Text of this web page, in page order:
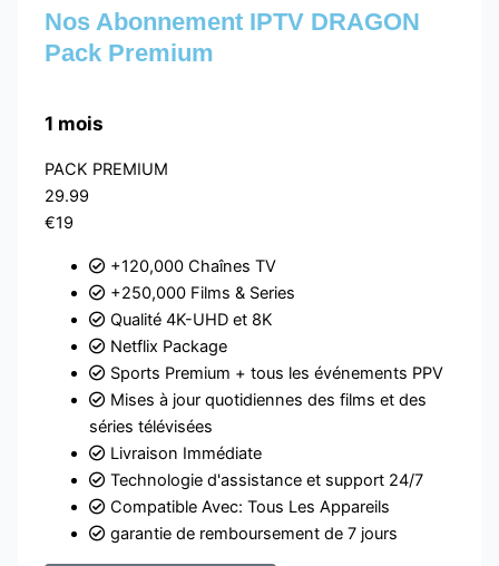
Nos Abonnement IPTV DRAGON
Pack Premium
1 mois
PACK PREMIUM
29.99
€19
+120,000 Chaînes TV
+250,000 Films & Series
Qualité 4K-UHD et 8K
Netflix Package
Sports Premium + tous les événements PPV
Mises à jour quotidiennes des films et des
séries télévisées
Livraison Immédiate
Technologie d'assistance et support 24/7
Compatible Avec: Tous Les Appareils
garantie de remboursement de 7 jours